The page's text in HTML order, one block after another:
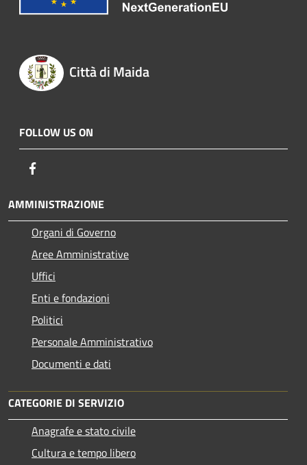
Città di Maida
FOLLOW US ON
AMMINISTRAZIONE
Organi di Governo
Aree Amministrative
Uffici
Enti e fondazioni
Politici
Personale Amministrativo
Documenti e dati
CATEGORIE DI SERVIZIO
Anagrafe e stato civile
Cultura e tempo libero